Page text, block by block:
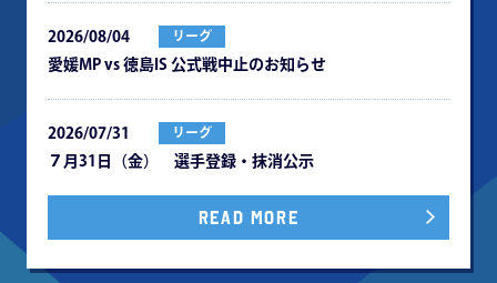
2026/08/04 リーグ
愛媛MP vs 徳島IS 公式戦中⽌のお知らせ
2026/07/31 リーグ
７月31日（金） 選手登録・抹消公示
READ MORE